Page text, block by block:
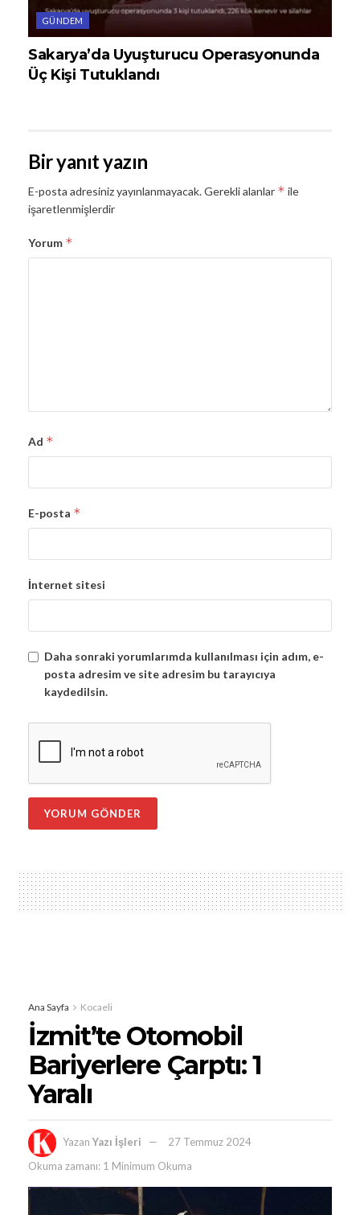
GÜNDEM
Sakarya’da Uyuşturucu Operasyonunda
Üç Kişi Tutuklandı
Bir yanıt yazın
E-posta adresiniz yayınlanmayacak.Gerekli alanlar * ile
işaretlenmişlerdir
Yorum *
Ad *
E-posta *
İnternet sitesi
Daha sonraki yorumlarımda kullanılması için adım, e-
posta adresim ve site adresim bu tarayıcıya
kaydedilsin.
Ana Sayfa Kocaeli
İzmit’te Otomobil
Bariyerlere Çarptı: 1
Yaralı
Yazan Yazı İşleri
27 Temmuz 2024
Okuma zamanı: 1 Minimum Okuma